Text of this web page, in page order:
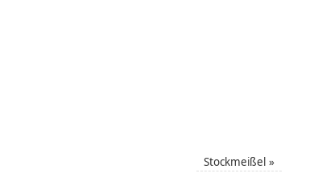
Stockmeißel »